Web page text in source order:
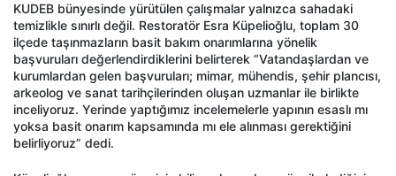
KUDEB bünyesinde yürütülen çalışmalar yalnızca sahadaki
temizlikle sınırlı değil. Restoratör Esra Küpelioğlu, toplam 30
ilçede taşınmazların basit bakım onarımlarına yönelik
başvuruları değerlendirdiklerini belirterek “Vatandaşlardan ve
kurumlardan gelen başvuruları; mimar, mühendis, şehir plancısı,
arkeolog ve sanat tarihçilerinden oluşan uzmanlar ile birlikte
inceliyoruz. Yerinde yaptığımız incelemelerle yapının esaslı mı
yoksa basit onarım kapsamında mı ele alınması gerektiğini
belirliyoruz” dedi.